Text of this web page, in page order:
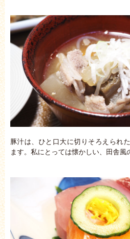
豚汁は、ひと口大に切りそろえられ
ます。私にとっては懐かしい、田舎風